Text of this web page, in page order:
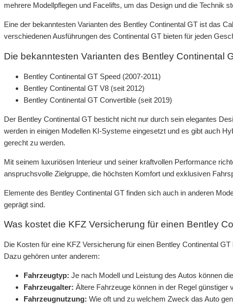
mehrere Modellpflegen und Facelifts, um das Design und die Technik
Eine der bekanntesten Varianten des Bentley Continental GT ist das
verschiedenen Ausführungen des Continental GT bieten für jeden
Die bekanntesten Varianten des Bentley Continental
Bentley Continental GT Speed (2007-2011)
Bentley Continental GT V8 (seit 2012)
Bentley Continental GT Convertible (seit 2019)
Der Bentley Continental GT besticht nicht nur durch sein elegantes
werden in einigen Modellen KI-Systeme eingesetzt und es gibt auch
gerecht zu werden.
Mit seinem luxuriösen Interieur und seiner kraftvollen Performance
anspruchsvolle Zielgruppe, die höchsten Komfort und exklusiven
Elemente des Bentley Continental GT finden sich auch in anderen
geprägt sind.
Was kostet die KFZ Versicherung für einen Bentley
Die Kosten für eine KFZ Versicherung für einen Bentley Continental
Dazu gehören unter anderem:
Fahrzeugtyp: Je nach Modell und Leistung des Autos können
Fahrzeugalter: Ältere Fahrzeuge können in der Regel günstiger
Fahrzeugnutzung: Wie oft und zu welchem Zweck das Auto